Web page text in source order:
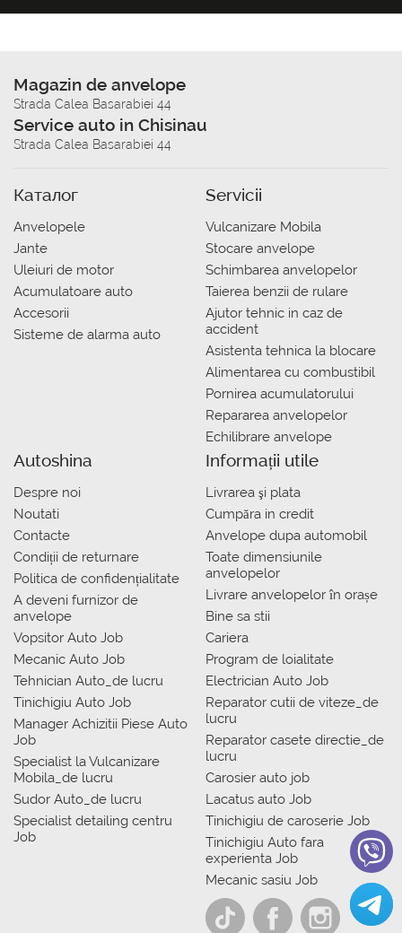
Magazin de anvelope
Strada Calea Basarabiei 44
Service auto in Chisinau
Strada Calea Basarabiei 44
Каталог
Anvelopele
Jante
Uleiuri de motor
Acumulatoare auto
Accesorii
Sisteme de alarma auto
Servicii
Vulcanizare Mobila
Stocare anvelope
Schimbarea anvelopelor
Taierea benzii de rulare
Ajutor tehnic in caz de
accident
Asistenta tehnica la blocare
Alimentarea cu combustibil
Pornirea acumulatorului
Repararea anvelopelor
Echilibrare anvelope
Autoshina
Despre noi
Noutati
Contacte
Condiții de returnare
Politica de confidențialitate
A deveni furnizor de
anvelope
Vopsitor Auto Job
Mecanic Auto Job
Tehnician Auto_de lucru
Tinichigiu Auto Job
Manager Achizitii Piese Auto
Job
Specialist la Vulcanizare
Mobila_de lucru
Sudor Auto_de lucru
Specialist detailing centru
Job
Informații utile
Livrarea şi plata
Сumpăra in credit
Anvelope dupa automobil
Toate dimensiunile
anvelopelor
Livrare anvelopelor în orașe
Bine sa stii
Cariera
Program de loialitate
Electrician Auto Job
Reparator cutii de viteze_de
lucru
Reparator casete directie_de
lucru
Carosier auto job
Lacatus auto Job
Tinichigiu de caroserie Job
Tinichigiu Auto fara
experienta Job
Mecanic sasiu Job